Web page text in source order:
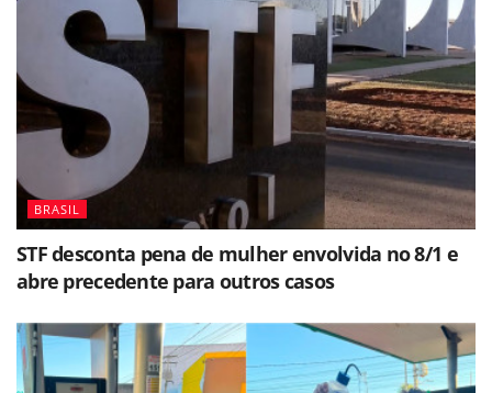
BRASIL
STF desconta pena de mulher envolvida no 8/1 e
abre precedente para outros casos